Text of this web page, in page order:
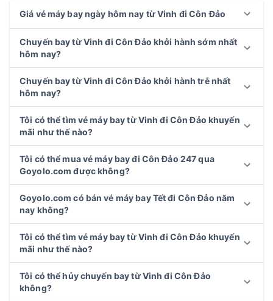
Giá vé máy bay ngày hôm nay từ Vinh đi Côn Đảo
Chuyến bay từ Vinh đi Côn Đảo khởi hành sớm nhất
hôm nay?
Chuyến bay từ Vinh đi Côn Đảo khởi hành trễ nhất
hôm nay?
Tôi có thể tìm vé máy bay từ Vinh đi Côn Đảo khuyến
mãi như thế nào?
Tôi có thể mua vé máy bay đi Côn Đảo 247 qua
Goyolo.com được không?
Goyolo.com có bán vé máy bay Tết đi Côn Đảo năm
nay không?
Tôi có thể tìm vé máy bay từ Vinh đi Côn Đảo khuyến
mãi như thế nào?
Tôi có thể hủy chuyến bay từ Vinh đi Côn Đảo
không?